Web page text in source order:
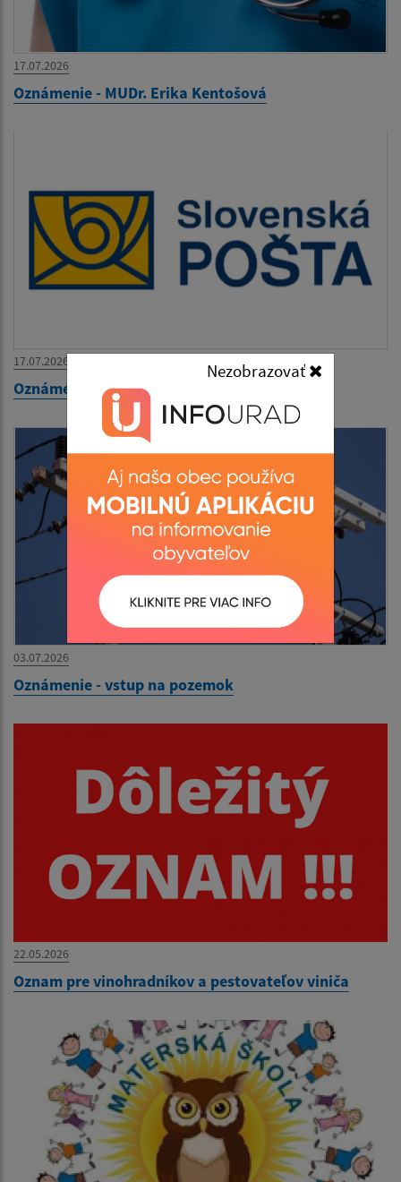
Nezobrazovať
17.07.2026
Oznámenie - MUDr. Erika Kentošová
17.07.2026
Oznámenie - pošta Hraň
03.07.2026
Oznámenie - vstup na pozemok
22.05.2026
Oznam pre vinohradníkov a pestovateľov viniča